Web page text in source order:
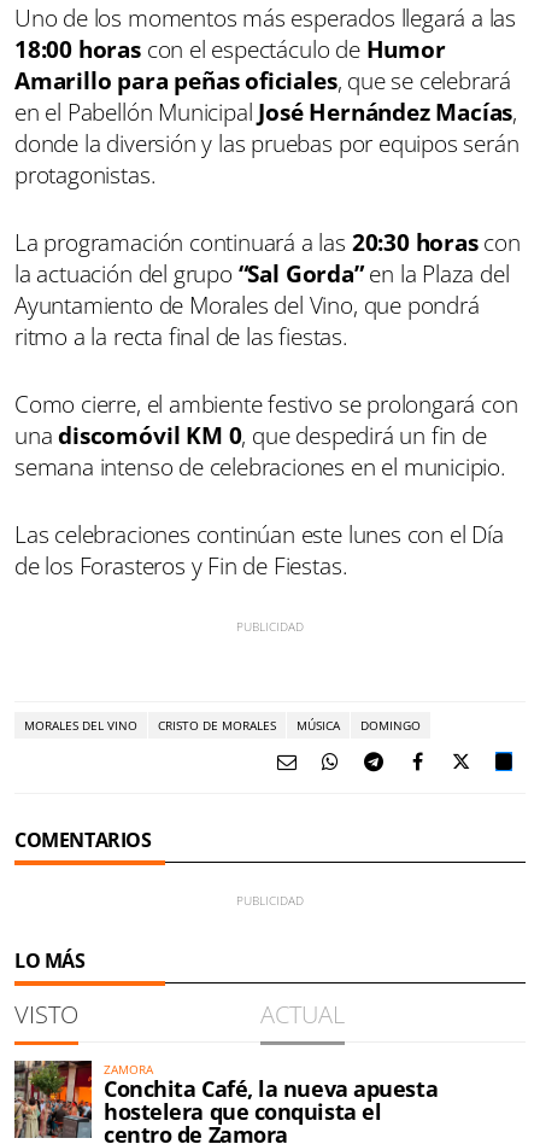
Uno de los momentos más esperados llegará a las
18:00 horascon el espectáculo de Humor
Amarillo para peñas oficiales, que se celebrará
en el Pabellón Municipal José Hernández Macías,
donde la diversión y las pruebas por equipos serán
protagonistas.
La programación continuará a las 20:30 horascon
la actuación del grupo “Sal Gorda”en la Plaza del
Ayuntamiento de Morales del Vino, que pondrá
ritmo a la recta final de las fiestas.
Como cierre, el ambiente festivo se prolongará con
unadiscomóvil KM 0, que despedirá un fin de
semana intenso de celebraciones en el municipio.
Las celebraciones continúan este lunes con el Día
de los Forasteros y Fin de Fiestas.
MORALES DEL VINO CRISTO DE MORALES MÚSICA DOMINGO
COMENTARIOS
LO MÁS
VISTO ACTUAL
ZAMORA
Conchita Café, la nueva apuesta
hostelera que conquista el
centro de Zamora